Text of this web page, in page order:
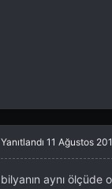
Yanıtlandı 11 Ağustos
bilyanın aynı ölçüde